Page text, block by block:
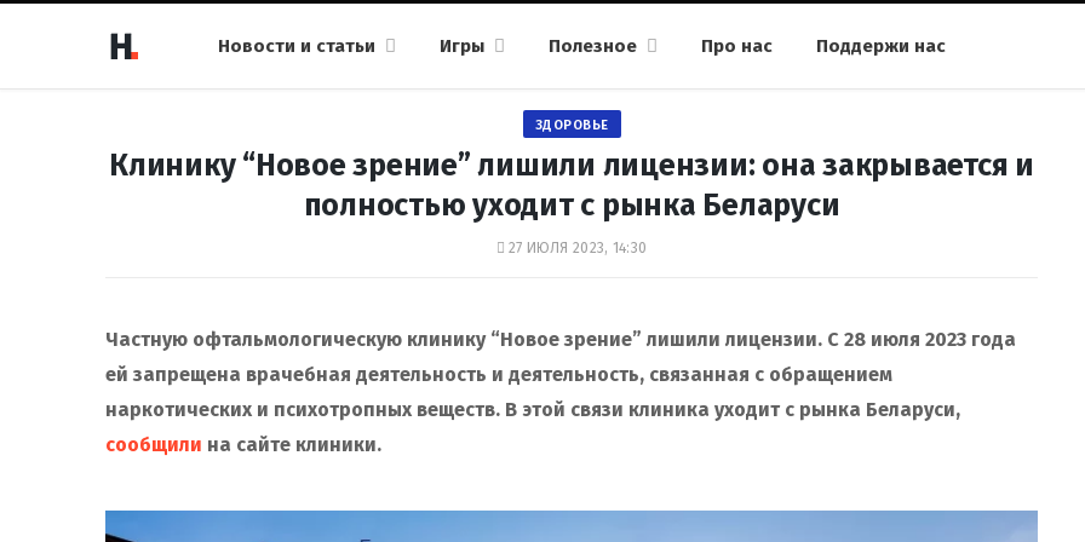
Новости и статьи Игры Полезное Про нас Поддержи нас
ЗДОРОВЬЕ
Клинику “Новое зрение” лишили лицензии: она закрывается и
полностью уходит с рынка Беларуси
27 ИЮЛЯ 2023, 14:30
Частную офтальмологическую клинику “Новое зрение” лишили лицензии. С 28 июля 2023 года
ей запрещена врачебная деятельность и деятельность, связанная с обращением
наркотических и психотропных веществ. В этой связи клиника уходит с рынка Беларуси,
сообщили на сайте клиники.